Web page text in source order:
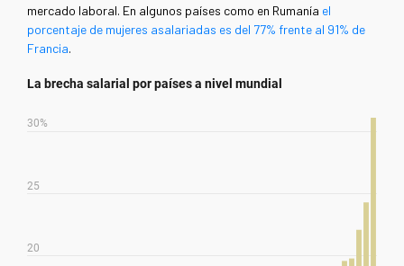
mercado laboral. En algunos países como en Rumanía el
porcentaje de mujeres asalariadas es del 77% frente al 91% de
Francia.